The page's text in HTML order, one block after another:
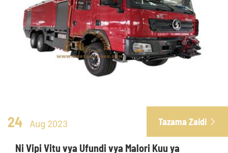
24 Aug 2023 Tazama Zaidi 
Ni Vipi Vitu vya Ufundi vya Malori Kuu ya